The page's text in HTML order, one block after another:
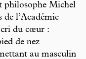
philosophe Michel
de l’Académie
cri du cœur :
de nez
au masculin